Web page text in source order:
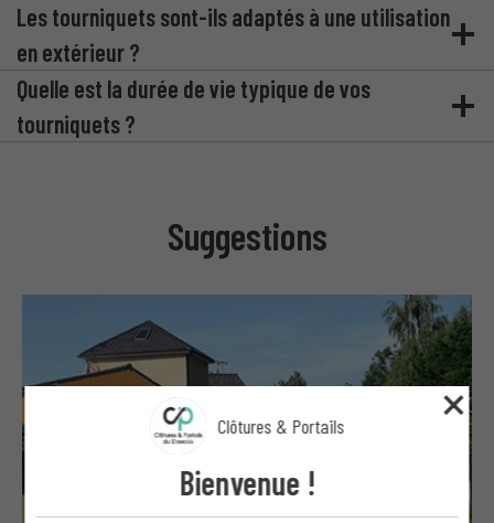
Les tourniquets sont-ils adaptés à une utilisation
en extérieur ?
Quelle est la durée de vie typique de vos
tourniquets ?
Suggestions
Clôtures & Portails
Bienvenue !